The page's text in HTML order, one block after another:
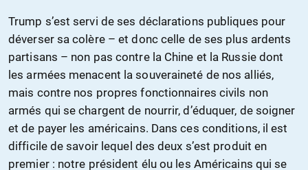
Trump s’est servi de ses déclarations publiques pour
déverser sa colère – et donc celle de ses plus ardents
partisans – non pas contre la Chine et la Russie dont
les armées menacent la souveraineté de nos alliés,
mais contre nos propres fonctionnaires civils non
armés qui se chargent de nourrir, d’éduquer, de soigner
et de payer les américains. Dans ces conditions, il est
difficile de savoir lequel des deux s’est produit en
premier : notre président élu ou les Américains qui se